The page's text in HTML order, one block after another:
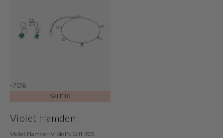
-70%
SALE10
Violet Hamden
Violet Hamden Violet's Gift 925